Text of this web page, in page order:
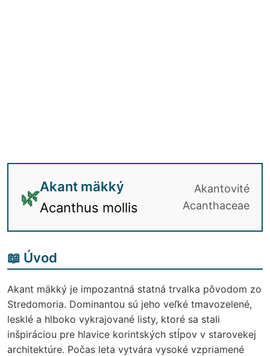
🌿Akant mäkký
Acanthus mollis
Akantovité
Acanthaceae
📖 Úvod
Akant mäkký je impozantná statná trvalka pôvodom zo
Stredomoria. Dominantou sú jeho veľké tmavozelené,
lesklé a hlboko vykrajované listy, ktoré sa stali
inšpiráciou pre hlavice korintských stĺpov v starovekej
architektúre. Počas leta vytvára vysoké vzpriamené